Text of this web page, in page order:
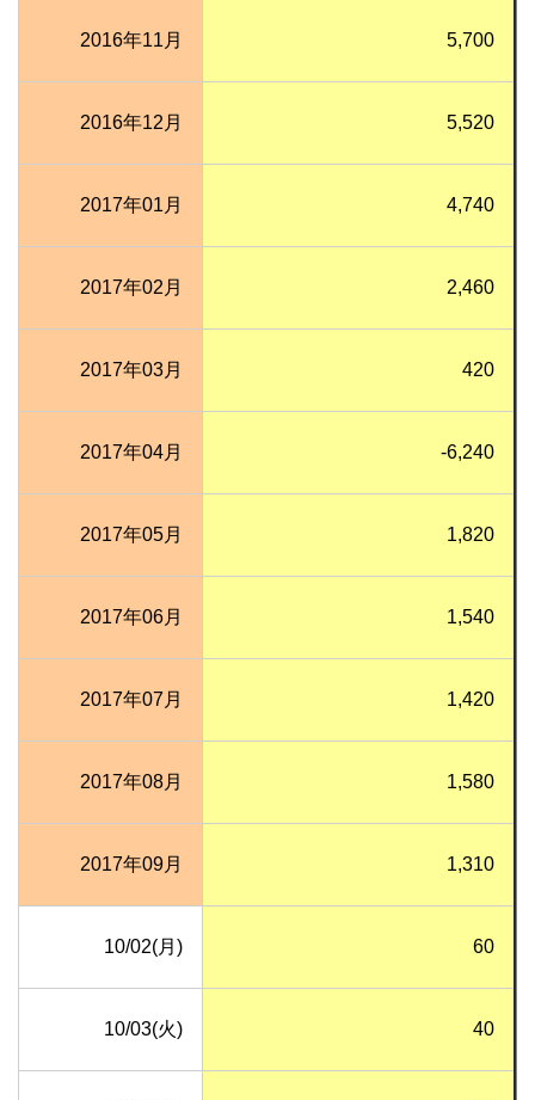
2016年11月 5,700
2016年12月 5,520
2017年01月 4,740
2017年02月 2,460
2017年03月 420
2017年04月 -6,240
2017年05月 1,820
2017年06月 1,540
2017年07月 1,420
2017年08月 1,580
2017年09月 1,310
10/02(月) 60
10/03(火) 40